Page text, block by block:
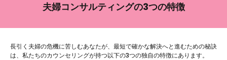
夫婦コンサルティングの3つの特徴
長引く夫婦の危機に苦しむあなたが、最短で確かな解決へと進むための秘訣
は、私たちのカウンセリングが持つ以下の3つの独自の特徴にあります。